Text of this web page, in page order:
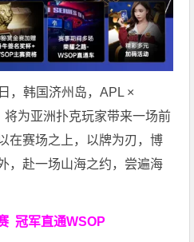
，韩国济州岛，APL ×
将为亚洲扑克玩家带来一场前
在赛场之上，以牌为刃，博
，赴一场山海之约，尝遍海
冠军直通WSOP